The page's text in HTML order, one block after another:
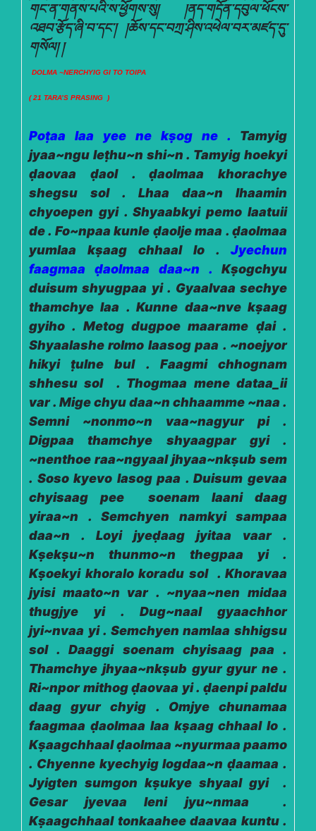
གང་ན་གནས་པའི་ས་ཕྱོགས་སུ། །ནད་གདོན་དབུལ་ཕོངས་
འཐབ་རྩོད་ཞི་བ་དང་། །ཆོས་དང་བཀྲ་ཤིས་འཕེལ་བར་མཛད་དུ་
གསོལ། །
DOLMA ~NERCHYIG GI TO TOIPA
( 21 TARA’S PRASING )
Poṭaa laa yee ne kṣog ne . Tamyig
jyaa~ngu leṭhu~n shi~n . Tamyig hoekyi
ḍaovaa ḍaol . ḍaolmaa khorachye
shegsu sol . Lhaa daa~n lhaamin
chyoepen gyi . Shyaabkyi pemo laatuii
de . Fo~npaa kunle ḍaolje maa . ḍaolmaa
yumlaa kṣaag chhaal lo . Jyechun
faagmaa ḍaolmaa daa~n . Kṣogchyu
duisum shyugpaa yi . Gyaalvaa sechye
thamchye laa . Kunne daa~nve kṣaag
gyiho . Metog dugpoe maarame ḍai .
Shyaalashe rolmo laasog paa . ~noejyor
hikyi ṭulne bul . Faagmi chhognam
shhesu sol . Thogmaa mene dataa_ii
var . Mige chyu daa~n chhaamme ~naa .
Semni ~nonmo~n vaa~nagyur pi .
Digpaa thamchye shyaagpar gyi .
~nenthoe raa~ngyaal jhyaa~nkṣub sem
. Soso kyevo lasog paa . Duisum gevaa
chyisaag pee soenam laani daag
yiraa~n . Semchyen namkyi sampaa
daa~n . Loyi jyeḍaag jyitaa vaar .
Kṣekṣu~n thunmo~n thegpaa yi .
Kṣoekyi khoralo koradu sol . Khoravaa
jyisi maato~n var . ~nyaa~nen midaa
thugjye yi . Dug~naal gyaachhor
jyi~nvaa yi . Semchyen namlaa shhigsu
sol . Daaggi soenam chyisaag paa .
Thamchye jhyaa~nkṣub gyur gyur ne .
Ri~npor mithog ḍaovaa yi . ḍaenpi paldu
daag gyur chyig . Omjye chunamaa
faagmaa ḍaolmaa laa kṣaag chhaal lo .
Kṣaagchhaal ḍaolmaa ~nyurmaa paamo
. Chyenne kyechyig logdaa~n ḍaamaa .
Jyigten sumgon kṣukye shyaal gyi .
Gesar jyevaa leni jyu~nmaa .
Kṣaagchhaal tonkaahee daavaa kuntu .